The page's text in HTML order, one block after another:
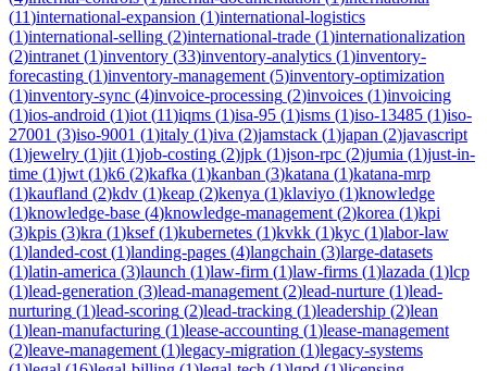
(11)international-expansion (1)international-logistics
(1)international-selling (2)international-trade (1)internationalization
(2)intranet (1)inventory (33)inventory-analytics (1)inventory-
forecasting (1)inventory-management (5)inventory-optimization
(1)inventory-sync (4)invoice-processing (2)invoices (1)invoicing
(1)ios-android (1)iot (11)iqms (1)isa-95 (1)isms (1)iso-13485 (1)iso-
27001 (3)iso-9001 (1)italy (1)iva (2)jamstack (1)japan (2)javascript
(1)jewelry (1)jit (1)job-costing (2)jpk (1)json-rpc (2)jumia (1)just-in-
time (1)jwt (1)k6 (2)kafka (1)kanban (3)katana (1)katana-mrp
(1)kaufland (2)kdv (1)keap (2)kenya (1)klaviyo (1)knowledge
(1)knowledge-base (4)knowledge-management (2)korea (1)kpi
(3)kpis (3)kra (1)ksef(1)kubernetes (1)kvkk (1)kyc (1)labor-law
(1)landed-cost (1)landing-pages (4)langchain (3)large-datasets
(1)latin-america (3)launch (1)law-firm (1)law-firms (1)lazada (1)lcp
(1)lead-generation (3)lead-management (2)lead-nurture (1)lead-
nurturing (1)lead-scoring (2)lead-tracking (1)leadership (2)lean
(1)lean-manufacturing (1)lease-accounting (1)lease-management
(2)leave-management (1)legacy-migration (1)legacy-systems